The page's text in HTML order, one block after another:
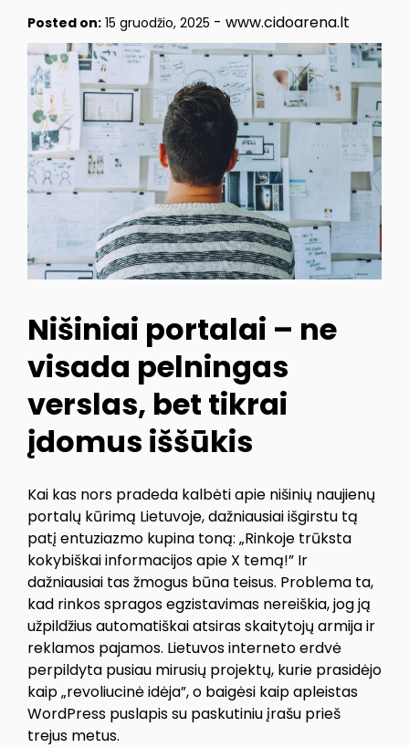
Posted on: 15 gruodžio, 2025 - www.cidoarena.lt
Nišiniai portalai – ne
visada pelningas
verslas, bet tikrai
įdomus iššūkis
Kai kas nors pradeda kalbėti apie nišinių naujienų
portalų kūrimą Lietuvoje, dažniausiai išgirstu tą
patį entuziazmo kupina toną: „Rinkoje trūksta
kokybiškai informacijos apie X temą!” Ir
dažniausiai tas žmogus būna teisus. Problema ta,
kad rinkos spragos egzistavimas nereiškia, jog ją
užpildžius automatiškai atsiras skaitytojų armija ir
reklamos pajamos. Lietuvos interneto erdvė
perpildyta pusiau mirusių projektų, kurie prasidėjo
kaip „revoliucinė idėja”, o baigėsi kaip apleistas
WordPress puslapis su paskutiniu įrašu prieš
trejus metus.